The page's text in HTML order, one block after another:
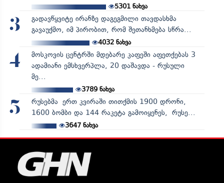
5301ნახვა
3
გადავწყვიტე ირანზე დაგეგმილი თავდასხმა
გავაუქმო, იმ პირობით, რომ შეთანხმება სწრა...
4032ნახვა
4
მოსკოვის ცენტრში მდებარე კაფეში აფეთქებას 3
ადამიანი ემსხვერპლა, 20 დაშავდა - რუსული
მე...
3789ნახვა
5
რუსებმა ერთ კვირაში თითქმის 1900 დრონი,
1600 ბომბი და 144 რაკეტა გამოიყენეს, რუსე...
3647ნახვა